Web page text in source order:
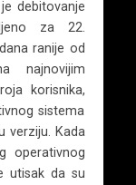
debitovanje
za 22.
ranije od
najnovijim
korisnika,
sistema
verziju. Kada
operativnog
utisak da su